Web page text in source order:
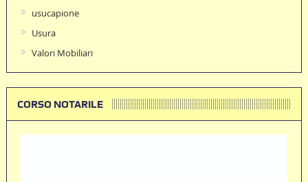
usucapione
Usura
Valori Mobiliari
CORSO NOTARILE